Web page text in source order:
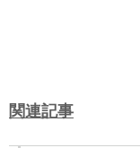
関連記事